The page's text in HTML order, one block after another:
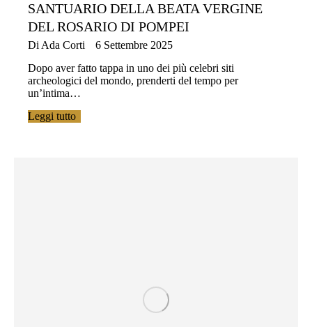
SANTUARIO DELLA BEATA VERGINE
DEL ROSARIO DI POMPEI
Di Ada Corti
6 Settembre 2025
Dopo aver fatto tappa in uno dei più celebri siti
archeologici del mondo, prenderti del tempo per
un’intima…
Leggi tutto